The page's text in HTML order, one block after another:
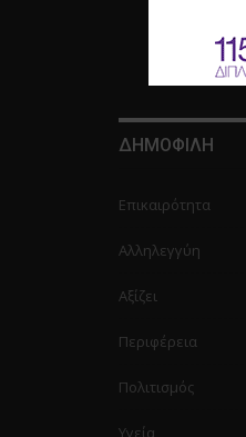
ΔΗΜΟΦΙΛΗ
Επικαιρότητα
Αλληλεγγύη
Αξίζει
Περιφέρεια
Πολιτισμός
Υγεία